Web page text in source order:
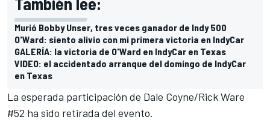
Murió Bobby Unser, tres veces ganador de Indy 500
O'Ward: siento alivio con mi primera victoria en IndyCar
GALERÍA: la victoria de O'Ward en IndyCar en Texas
VIDEO: el accidentado arranque del domingo de IndyCar
en Texas
La esperada participación de Dale Coyne/Rick Ware
#52 ha sido retirada del evento.